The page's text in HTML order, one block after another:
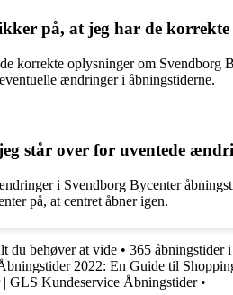
på, at jeg har de
korrekte oplysninger om Svendborg
ændringer i åbningstiderne.
står over for uventede
i Svendborg Bycenter
på, at centret åbner igen.
du behøver at vide • 365 åbningstider
2022: En Guide til
GLS Kundeservice Åbningstider•